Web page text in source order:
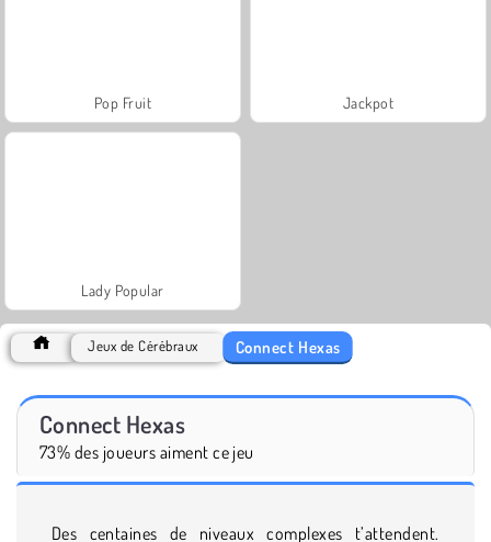
Pop Fruit Jackpot
Lady Popular
Jeux de Cérébraux Connect Hexas
Connect Hexas
73% des joueurs aiment ce jeu
Des centaines de niveaux complexes t’attendent.